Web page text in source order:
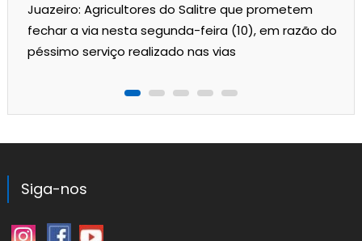
Juazeiro: Agricultores do Salitre que prometem
fechar a via nesta segunda-feira (10), em razão do
péssimo serviço realizado nas vias
Siga-nos